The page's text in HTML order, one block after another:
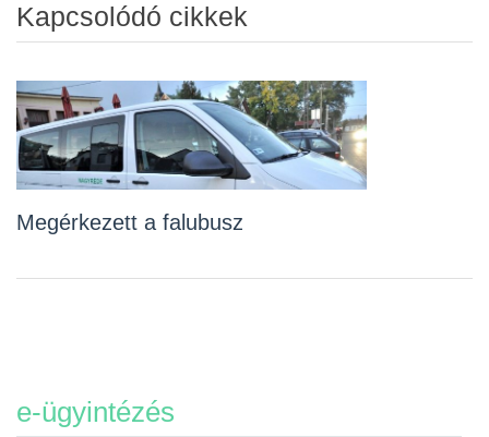
Kapcsolódó cikkek
Megérkezett a falubusz
e-ügyintézés